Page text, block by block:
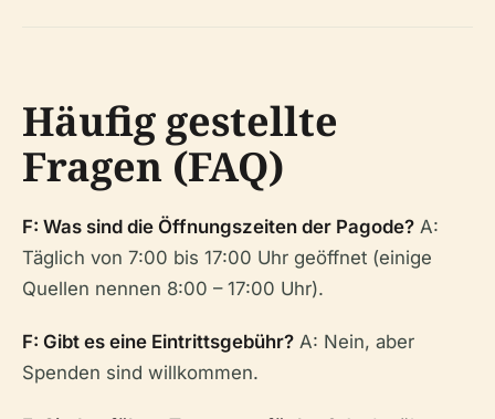
Häufig gestellte
Fragen (FAQ)
F: Was sind die Öffnungszeiten der Pagode? A:
Täglich von 7:00 bis 17:00 Uhr geöffnet (einige
Quellen nennen 8:00 – 17:00 Uhr).
F: Gibt es eine Eintrittsgebühr? A: Nein, aber
Spenden sind willkommen.